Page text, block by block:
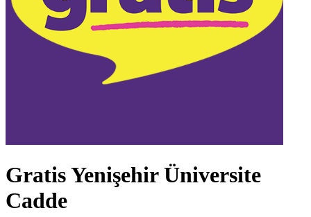
Gratis Yenişehir Üniversite
Cadde